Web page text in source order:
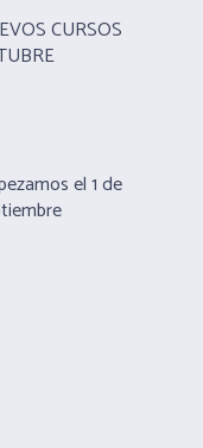
CURSOS
el 1 de